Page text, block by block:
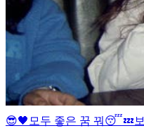
😎🖤 모두 좋은 꿈 꿔😴💤